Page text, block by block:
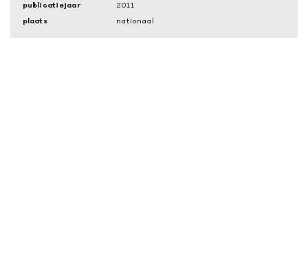
publicatiejaar
2011
plaats
nationaal